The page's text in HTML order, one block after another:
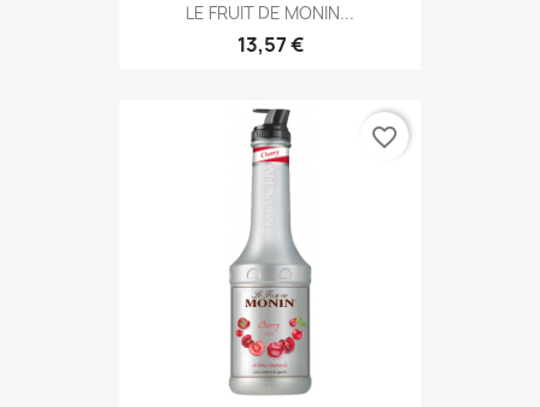
LE FRUIT DE MONIN...
13,57 €
favorite_border